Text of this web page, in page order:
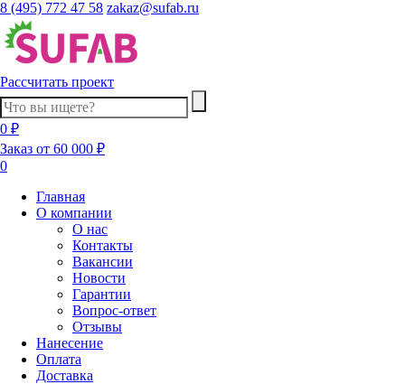
8 (495) 772 47 58 zakaz@sufab.ru
Рассчитать проект
0 ₽
Заказ от 60 000 ₽
0
Главная
О компании
О нас
Контакты
Вакансии
Новости
Гарантии
Вопрос-ответ
Отзывы
Нанесение
Оплата
Доставка